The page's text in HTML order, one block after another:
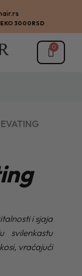
3000RSD
i sjaja
svilenkastu
vraćajući